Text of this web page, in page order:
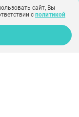
с врачом!сайт, Вы
с политикой